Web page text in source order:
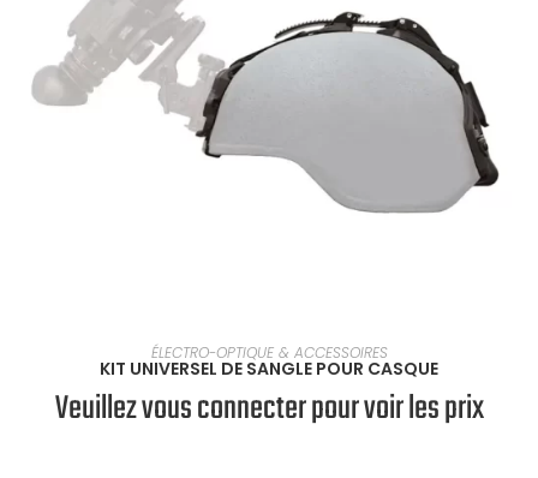
SÉLECTIONNER UNE OPTION
ÉLECTRO-OPTIQUE & ACCESSOIRES
KIT UNIVERSEL DE SANGLE POUR CASQUE
Veuillez vous connecter pour voir les prix